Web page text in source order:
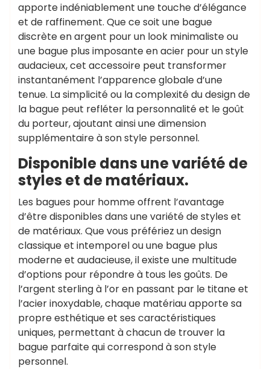
apporte indéniablement une touche d’élégance
et de raffinement. Que ce soit une bague
discrète en argent pour un look minimaliste ou
une bague plus imposante en acier pour un style
audacieux, cet accessoire peut transformer
instantanément l’apparence globale d’une
tenue. La simplicité ou la complexité du design de
la bague peut refléter la personnalité et le goût
du porteur, ajoutant ainsi une dimension
supplémentaire à son style personnel.
Disponible dans une variété de
styles et de matériaux.
Les bagues pour homme offrent l’avantage
d’être disponibles dans une variété de styles et
de matériaux. Que vous préfériez un design
classique et intemporel ou une bague plus
moderne et audacieuse, il existe une multitude
d’options pour répondre à tous les goûts. De
l’argent sterling à l’or en passant par le titane et
l’acier inoxydable, chaque matériau apporte sa
propre esthétique et ses caractéristiques
uniques, permettant à chacun de trouver la
bague parfaite qui correspond à son style
personnel.